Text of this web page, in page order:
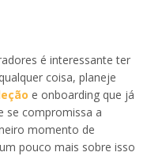
é interessante ter
coisa, planeje
e onboarding que já
se compromissa a
momento de
pouco mais sobre isso